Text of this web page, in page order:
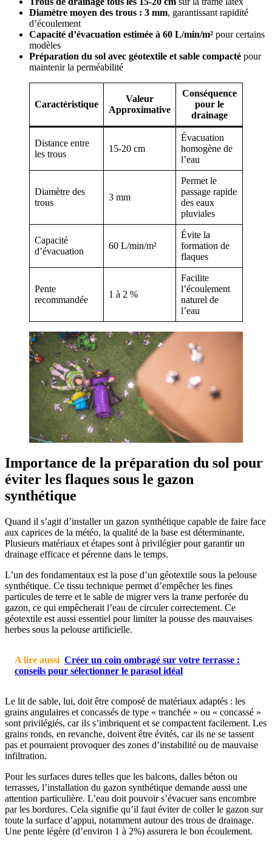
Diamètre moyen des trous : 3 mm, garantissant rapidité
d’écoulement
Capacité d’évacuation estimée à 60 L/min/m² pour certains
modèles
Préparation du sol avec géotextile et sable compacté pour
maintenir la perméabilité
Caractéristique
Valeur
Approximative
Conséquence
pour le
drainage
Distance entre
les trous
15-20 cm
Évacuation
homogène de
l’eau
Diamètre des
trous
3 mm
Permet le
passage rapide
des eaux
pluviales
Capacité
d’évacuation
60 L/min/m²
Évite la
formation de
flaques
Pente
recommandée
1 à 2 %
Facilite
l’écoulement
naturel de
l’eau
Importance de la préparation du sol pour
éviter les flaques sous le gazon
synthétique
Quand il s’agit d’installer un gazon synthétique capable de faire face
aux caprices de la météo, la qualité de la base est déterminante.
Plusieurs matériaux et étapes sont à privilégier pour garantir un
drainage efficace et pérenne dans le temps.
L’un des fondamentaux est la pose d’un géotextile sous la pelouse
synthétique. Ce tissu technique permet d’empêcher les fines
particules de terre et le sable de migrer vers la trame perforée du
gazon, ce qui empêcherait l’eau de circuler correctement. Ce
géotextile est aussi essentiel pour limiter la pousse des mauvaises
herbes sous la pelouse artificielle.
A lire aussi Créer un coin ombragé sur votre terrasse :
conseils pour sélectionner le parasol idéal
Le lit de sable, lui, doit être composé de matériaux adaptés : les
grains angulaires et concassés de type « tranchée » ou « concassé »
sont privilégiés, car ils s’imbriquent et se compactent facilement. Les
grains ronds, en revanche, doivent être évités, car ils ne se tassent
pas et pourraient provoquer des zones d’instabilité ou de mauvaise
infiltration.
Pour les surfaces dures telles que les balcons, dalles béton ou
terrasses, l’installation du gazon synthétique demande aussi une
attention particulière. L’eau doit pouvoir s’évacuer sans encombre
par les bordures. Cela signifie qu’il faut éviter de coller le gazon sur
toute la surface d’appui, notamment autour des trous de drainage.
Une pente légère (d’environ 1 à 2%) assurera le bon écoulement.